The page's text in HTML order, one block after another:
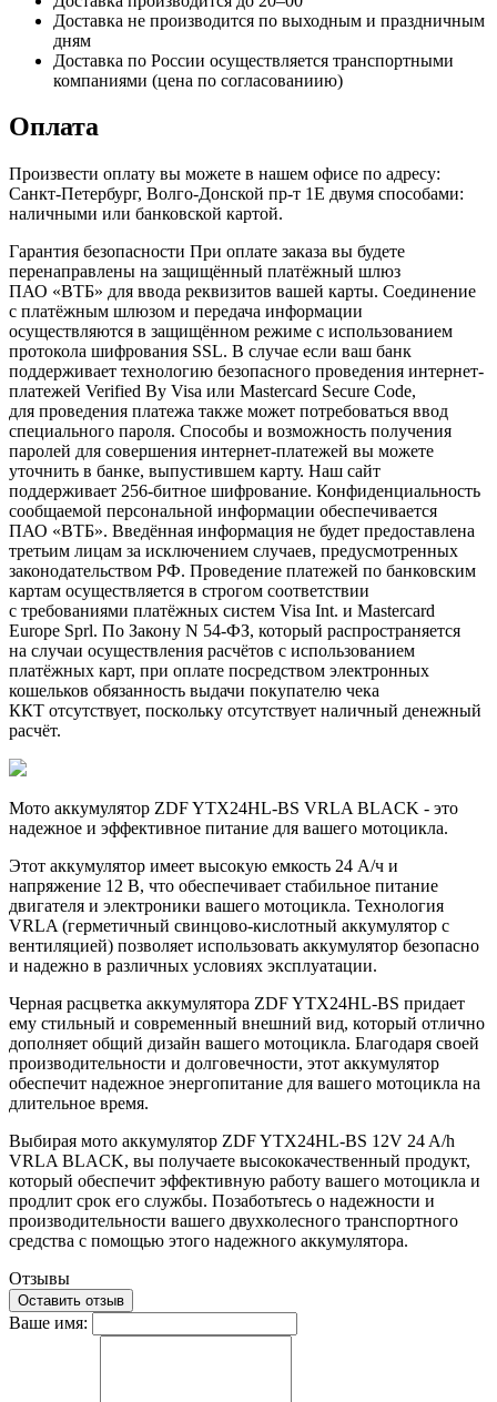
Доставка не производится по выходным и праздничным
дням
Доставка по России осуществляется транспортными
компаниями (цена по согласованиию)
Оплата
Произвести оплату вы можете в нашем офисе по адресу:
Санкт-Петербург, Волго-Донской пр-т 1Е двумя способами:
наличными или банковской картой.
Гарантия безопасности При оплате заказа вы будете
перенаправлены на защищённый платёжный шлюз
ПАО «ВТБ» для ввода реквизитов вашей карты. Соединение
с платёжным шлюзом и передача информации
осуществляются в защищённом режиме с использованием
протокола шифрования SSL. В случае если ваш банк
поддерживает технологию безопасного проведения интернет-
платежей Verified By Visa или Mastercard Secure Code,
для проведения платежа также может потребоваться ввод
специального пароля. Способы и возможность получения
паролей для совершения интернет-платежей вы можете
уточнить в банке, выпустившем карту. Наш сайт
поддерживает 256-битное шифрование. Конфиденциальность
сообщаемой персональной информации обеспечивается
ПАО «ВТБ». Введённая информация не будет предоставлена
третьим лицам за исключением случаев, предусмотренных
законодательством РФ. Проведение платежей по банковским
картам осуществляется в строгом соответствии
с требованиями платёжных систем Visa Int. и Mastercard
Europe Sprl. По Закону N 54-ФЗ, который распространяется
на случаи осуществления расчётов с использованием
платёжных карт, при оплате посредством электронных
кошельков обязанность выдачи покупателю чека
ККТ отсутствует, поскольку отсутствует наличный денежный
расчёт.
Мото аккумулятор ZDF YTX24HL-BS VRLA BLACK - это
надежное и эффективное питание для вашего мотоцикла.
Этот аккумулятор имеет высокую емкость 24 A/ч и
напряжение 12 В, что обеспечивает стабильное питание
двигателя и электроники вашего мотоцикла. Технология
VRLA (герметичный свинцово-кислотный аккумулятор с
вентиляцией) позволяет использовать аккумулятор безопасно
и надежно в различных условиях эксплуатации.
Черная расцветка аккумулятора ZDF YTX24HL-BS придает
ему стильный и современный внешний вид, который отлично
дополняет общий дизайн вашего мотоцикла. Благодаря своей
производительности и долговечности, этот аккумулятор
обеспечит надежное энергопитание для вашего мотоцикла на
длительное время.
Выбирая мото аккумулятор ZDF YTX24HL-BS 12V 24 A/h
VRLA BLACK, вы получаете высококачественный продукт,
который обеспечит эффективную работу вашего мотоцикла и
продлит срок его службы. Позаботьтесь о надежности и
производительности вашего двухколесного транспортного
средства с помощью этого надежного аккумулятора.
Отзывы
Оставить отзыв
Ваше имя: